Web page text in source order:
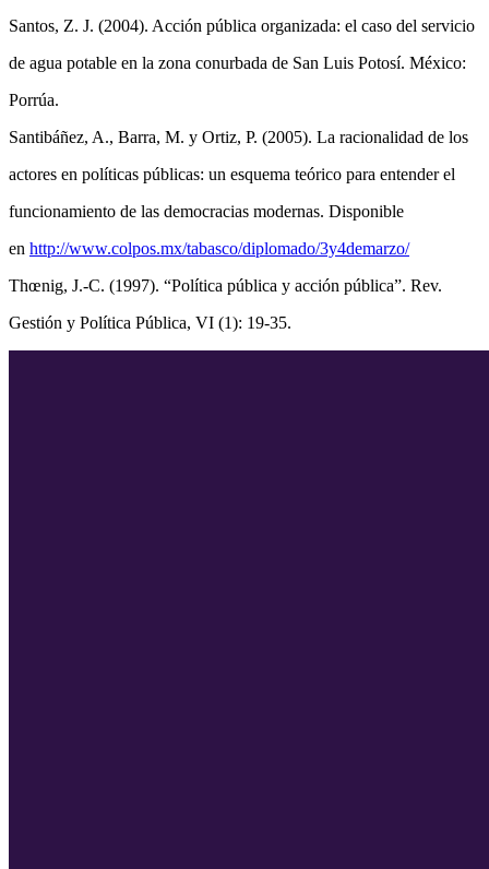
Santos, Z. J. (2004). Acción pública organizada: el caso del servicio
de agua potable en la zona conurbada de San Luis Potosí. México:
Porrúa.
Santibáñez, A., Barra, M. y Ortiz, P. (2005). La racionalidad de los
actores en políticas públicas: un esquema teórico para entender el
funcionamiento de las democracias modernas. Disponible
en http://www.colpos.mx/tabasco/diplomado/3y4demarzo/
Thœnig, J.-C. (1997). “Política pública y acción pública”. Rev.
Gestión y Política Pública, VI (1): 19-35.